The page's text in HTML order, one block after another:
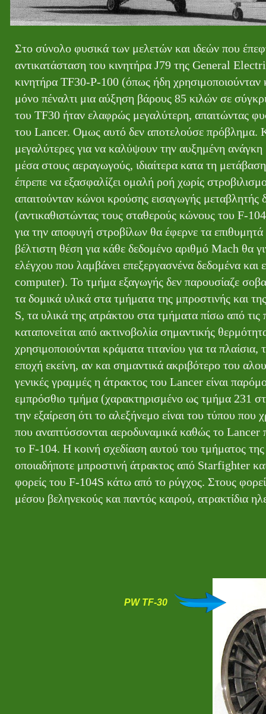
Στο σύνολο φυσικά των μελετών και ιδεών που
αντικατάσταση του κινητήρα J79 της General
κινητήρα TF30-P-100 (όπως ήδη
μόνο πέναλτι μια αύξηση βάρους 85 κιλών σε
του TF30 ήταν ελαφρώς μεγαλύτερη, απαιτώντας
του Lancer. Ομως αυτό δεν αποτελούσε πρόβλημα.
μεγαλύτερες για να καλύψουν την αυξημένη
μέσα στους αεραγωγούς, ιδιαίτερα κατα τη
έπρεπε να εξασφαλίζει ομαλή ροή χωρίς
απαιτούνταν κώνοι κρούσης εισαγωγής
(αντικαθιστώντας τους σταθερούς κώνους του F-
για την αποφυγή στροβίλων θα έφερνε τα
βέλτιστη θέση για κάθε δεδομένο αριθμό Mach θα
ελέγχου που λαμβάνει επεξεργασνένα δεδομένα
computer). Το τμήμα εξαγωγής δεν παρουσίαζε
τα δομικά υλικά στα τμήματα της μπροστινής και
S, τα υλικά της ατράκτου στα τμήματα πίσω από τις
καταπονείται από ακτινοβολία σημαντικής
χρησιμοποιούνται κράματα τιτανίου για τα πλαίσια,
εποχή εκείνη, αν και σημαντικά ακριβότερο του
γενικές γραμμές η άτρακτος του Lancer είναι
εμπρόσθιο τμήμα (χαρακτηρισμένο ως τμήμα 231
την εξαίρεση ότι το αλεξήνεμο είναι του τύπου που
που αναπτύσσονται αεροδυναμικά καθώς το Lancer
το F-104. Η κοινή σχεδίαση αυτού του τμήματος
οποιαδήποτε μπροστινή άτρακτος από Starfighter
φορείς του F-104S κάτω από το ρύγχος. Στους
μέσου βεληνεκούς και παντός καιρού, ατρακτίδια
PW TF-30